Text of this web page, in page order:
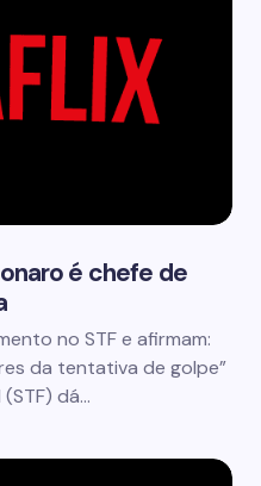
é chefe de
no STF e afirmam:
da tentativa de golpe”
dá…